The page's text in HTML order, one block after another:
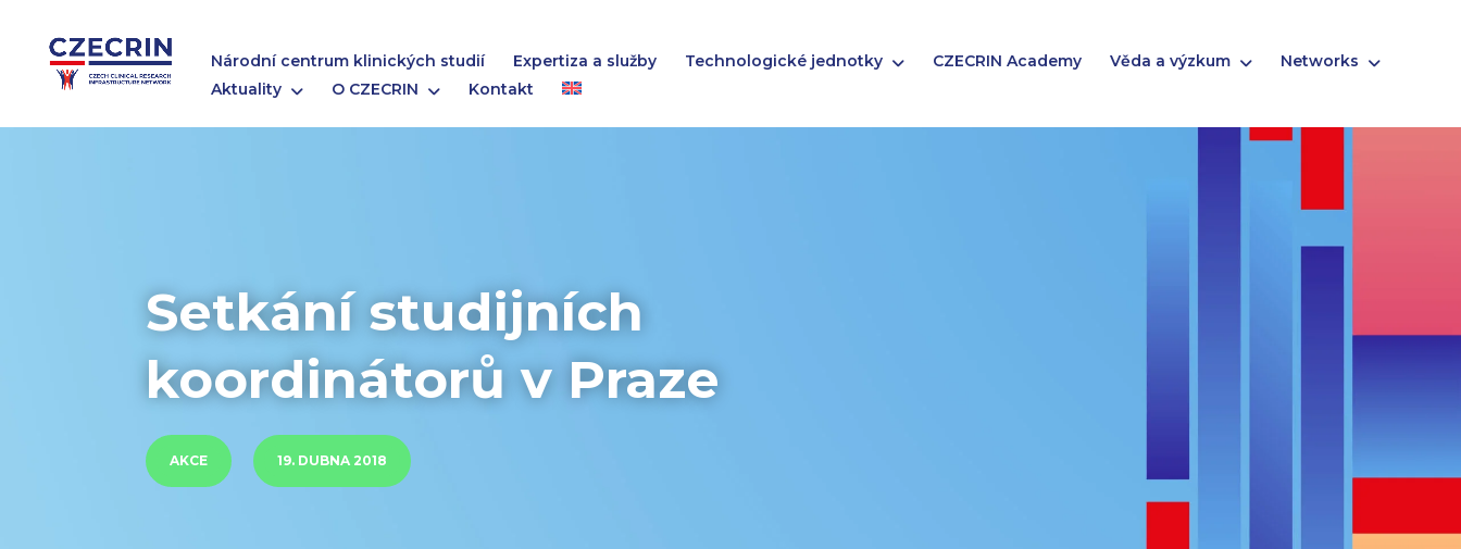
Národní centrum klinických studií Expertiza a služby Technologické jednotky CZECRIN Academy Věda a výzkum
Networks
Aktuality
O CZECRIN Kontakt
Setkání studijních
koordinátorů v Praze
AKCE 19. DUBNA 2018